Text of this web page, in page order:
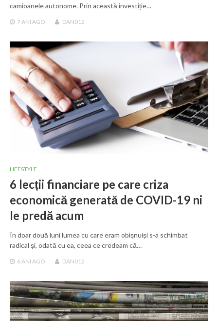
camioanele autonome. Prin această investiție…
7 ANI AGO DAN012
LIFESTYLE
6 lecții financiare pe care criza
economică generată de COVID-19 ni
le predă acum
În doar două luni lumea cu care eram obișnuiși s-a schimbat
radical și, odată cu ea, ceea ce credeam că…
6 ANI AGO DAN012